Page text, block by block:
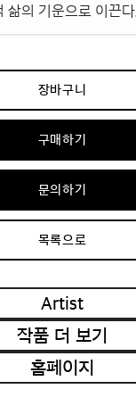
삶의 기운으로 이끈다.
장바구니
구매하기
문의하기
목록으로
Artist
작품 더 보기
홈페이지